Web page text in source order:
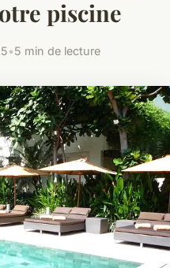
piscine
•5 min de lecture